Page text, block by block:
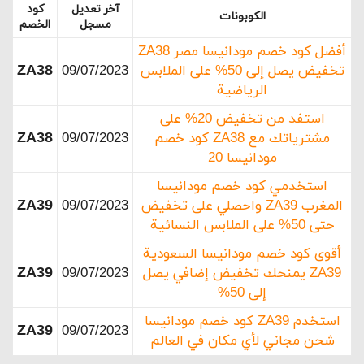
الكوبونات
آخر تعديل
مسجل
كود
الخصم
أفضل كود خصم مودانيسا مصر ZA38
تخفيض يصل إلى 50% على الملابس
الرياضية
09/07/2023
ZA38
استفد من تخفيض 20% على
مشترياتك مع ZA38 كود خصم
مودانيسا 20
09/07/2023
ZA38
استخدمي كود خصم مودانيسا
المغرب ZA39 واحصلي على تخفيض
حتى 50% على الملابس النسائية
09/07/2023
ZA39
أقوى كود خصم مودانيسا السعودية
ZA39 يمنحك تخفيض إضافي يصل
إلى 50%
09/07/2023
ZA39
استخدم ZA39 كود خصم مودانيسا
شحن مجاني لأي مكان في العالم
09/07/2023
ZA39